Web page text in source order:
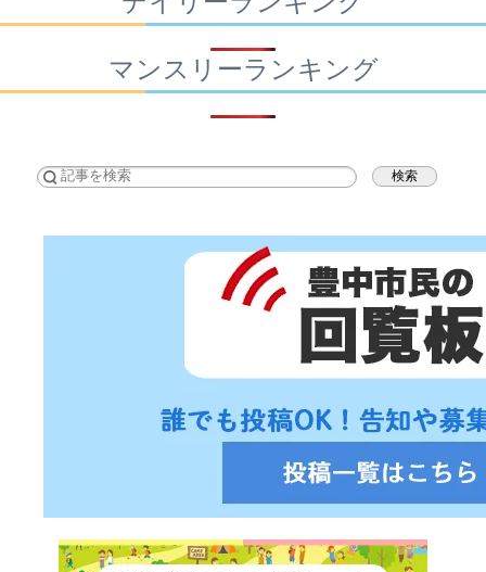
マンスリーランキング
検索